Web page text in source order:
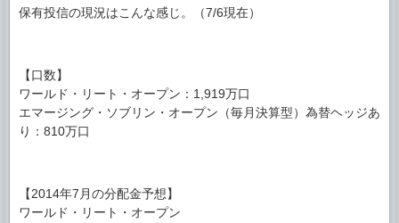
保有投信の現況はこんな感じ。（7/6現在）
【口数】
ワールド・リート・オープン：1,919万口
エマージング・ソブリン・オープン（毎月決算型）為替ヘッジあ
り：810万口
【2014年7月の分配金予想】
ワールド・リート・オープン